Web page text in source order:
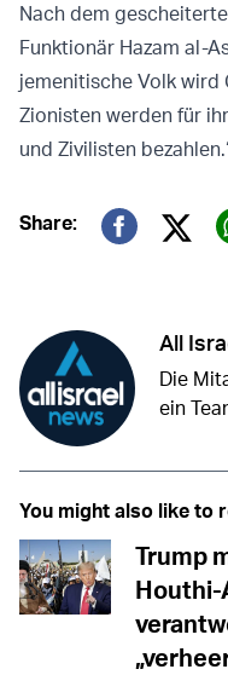
Nach dem
Funktionär Hazam al-
jemenitische Volk wird
Zionisten werden für
und Zivilisten
Share:
All
Die
ein
You might also like to
Trump